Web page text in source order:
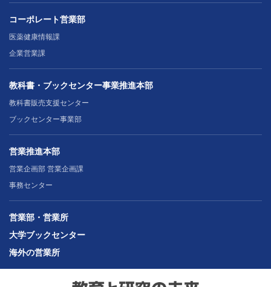
コーポレート営業部
医薬健康情報課
企業営業課
教科書・ブックセンター事業推進本部
教科書販売支援センター
ブックセンター事業部
営業推進本部
営業企画部 営業企画課
事務センター
営業部・営業所
大学ブックセンター
海外の営業所